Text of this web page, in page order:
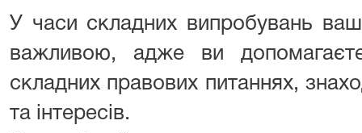
У часи складних випробувань
важливою, адже ви
складних правових питаннях,
та інтересів.